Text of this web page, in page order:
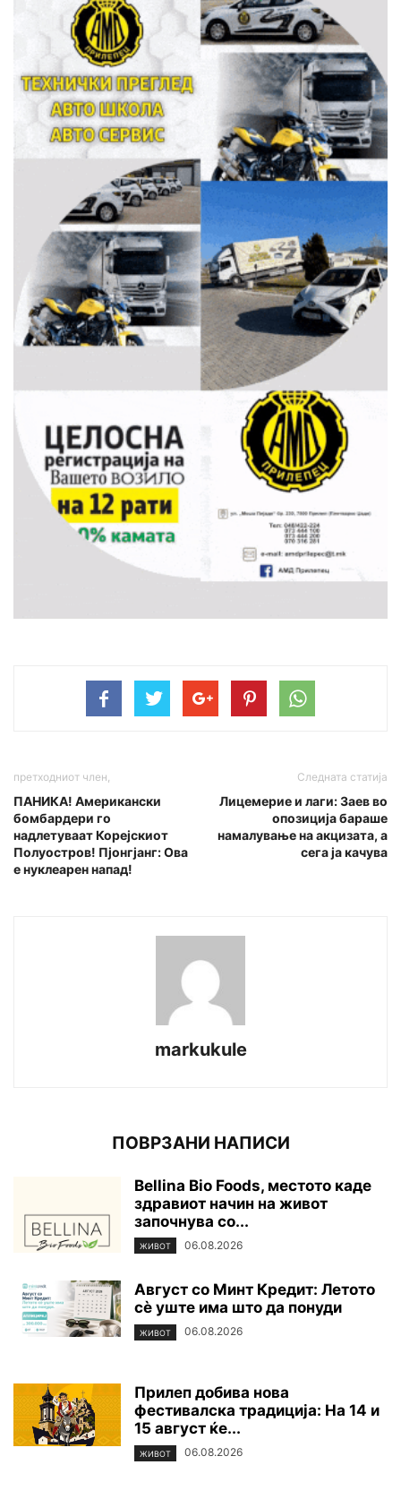
претходниот член,
ПАНИКА! Американски
бомбардери го
надлетуваат Корејскиот
Полуостров! Пјонгјанг: Ова
е нуклеарен напад!
Следната статија
Лицемерие и лаги: Заев во
опозиција бараше
намалување на акцизата, а
сега ја качува
markukule
ПОВРЗАНИ НАПИСИ
Bellina Bio Foods, местото каде
здравиот начин на живот
започнува со...
ЖИВОТ 06.08.2026
Август со Минт Кредит: Летото
сè уште има што да понуди
ЖИВОТ 06.08.2026
Прилеп добива нова
фестивалска традиција: На 14 и
15 август ќе...
ЖИВОТ 06.08.2026